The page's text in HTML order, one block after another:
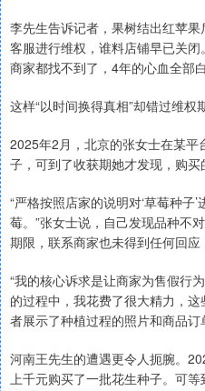
李先生告诉记者，果树结出红苹
客服进行维权，谁料店铺早已关
商家都找不到了，4年的心血全部
这样“以时间换得真相”却错过维权
2025年2月，北京的张女士在某
子，可到了收获期她才发现，购买
“严格按照店家的说明对‘草莓种子
莓。”张女士说，自己发现品种不
期限，联系商家也未得到任何回应
“我的核心诉求是让商家为售假行
的过程中，我花费了很大精力，
者展示了种植过程的照片和商品订
河南王先生的遭遇更令人扼腕。
上千元购买了一批花生种子。可